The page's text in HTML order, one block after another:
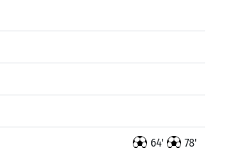
64' 78'